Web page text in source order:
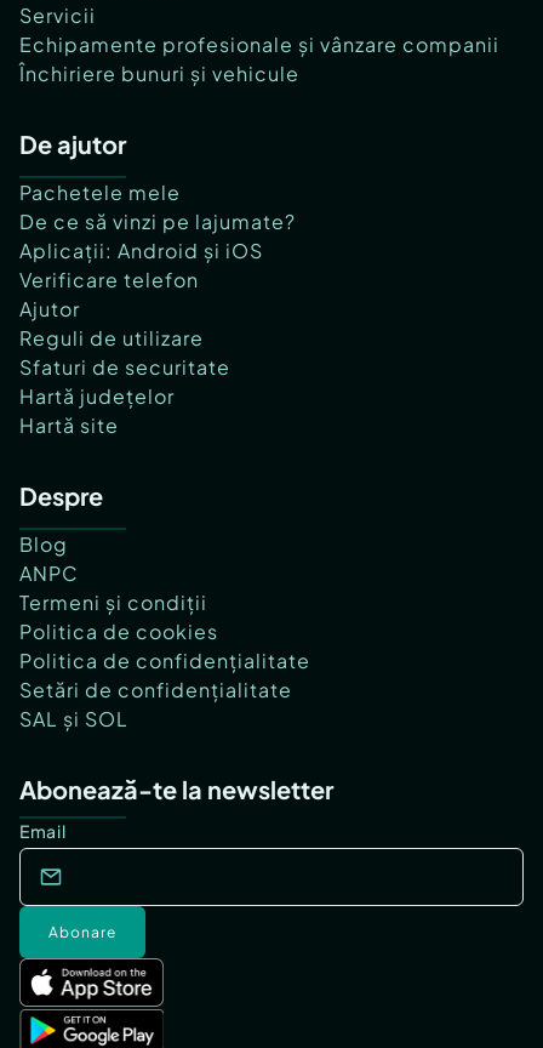
Servicii
Echipamente profesionale și vânzare companii
Închiriere bunuri și vehicule
De ajutor
Pachetele mele
De ce să vinzi pe lajumate?
Aplicații: Android și iOS
Verificare telefon
Ajutor
Reguli de utilizare
Sfaturi de securitate
Hartă județelor
Hartă site
Despre
Blog
ANPC
Termeni și condiții
Politica de cookies
Politica de confidențialitate
Setări de confidențialitate
SAL și SOL
Abonează-te la newsletter
Email
Abonare